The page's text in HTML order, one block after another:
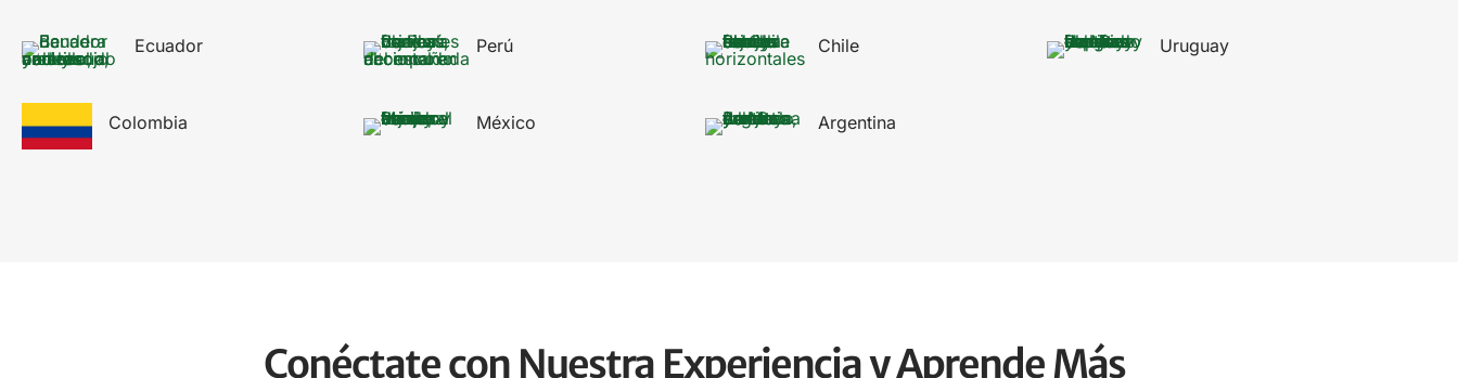
Ecuador Perú Chile Uruguay
Colombia México Argentina
Conéctate con Nuestra Experiencia y Aprende Más